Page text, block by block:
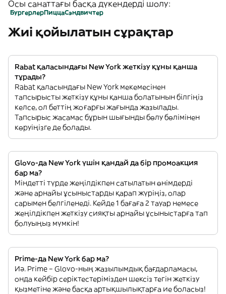
Осы санаттағы басқа дүкендерді шолу:
БургерлерПиццаСэндвичтер
Жиі қойылатын сұрақтар
Rabat қаласындағы New York жеткізу құны қанша
тұрады?
Rabat қаласындағы New York мекемесінен
тапсырысты жеткізу құны қанша болатынын білгіңіз
келсе, ол беттің жоғарғы жағында жазылады.
Тапсырыс жасамас бұрын шығынды бөлу бөлімінен
көруіңізге де болады.
Glovo-да New York үшін қандай да бір промоакция
бар ма?
Міндетті түрде жеңілдікпен сатылатын өнімдерді
және арнайы ұсыныстарды қарап жүріңіз, олар
сарымен белгіленеді. Кейде 1 бағаға 2 тауар немесе
жеңілдікпен жеткізу сияқты арнайы ұсыныстарға тап
болуыңыз мүмкін!
Prime-да New York бар ма?
Иә. Prime – Glovo-ның жазылымдық бағдарламасы,
онда кейбір серіктестерімізден шексіз тегін жеткізу
қызметіне және басқа артықшылықтарға ие боласыз!